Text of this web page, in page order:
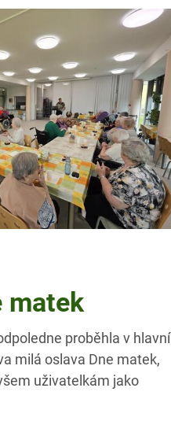
matek
proběhla v hlavní
milá oslava Dne matek,
uživatelkám jako